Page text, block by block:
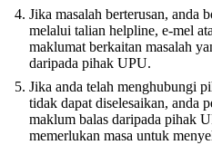
Jika masalah berterusan, anda
melalui talian helpline, e-mel
maklumat berkaitan masalah
daripada pihak UPU.
Jika anda telah menghubungi
tidak dapat diselesaikan, anda
maklum balas daripada pihak
memerlukan masa untuk